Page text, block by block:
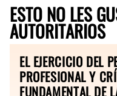
ESTO NO LES
AUTORITARIOS
EL EJERCICIO DEL
PROFESIONAL Y
FUNDAMENTAL DE